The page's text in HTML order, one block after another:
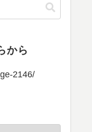
から
2146/